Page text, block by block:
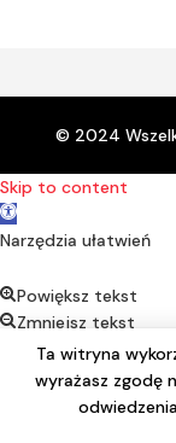
© 2024
Ta witryna
wyrażasz zgodę
Skip to content
Open toolbar
Narzędzia ułatwień
Powiększ tekst
Zmniejsz tekst
Kontrast
Negatyw
Podkreśl linki